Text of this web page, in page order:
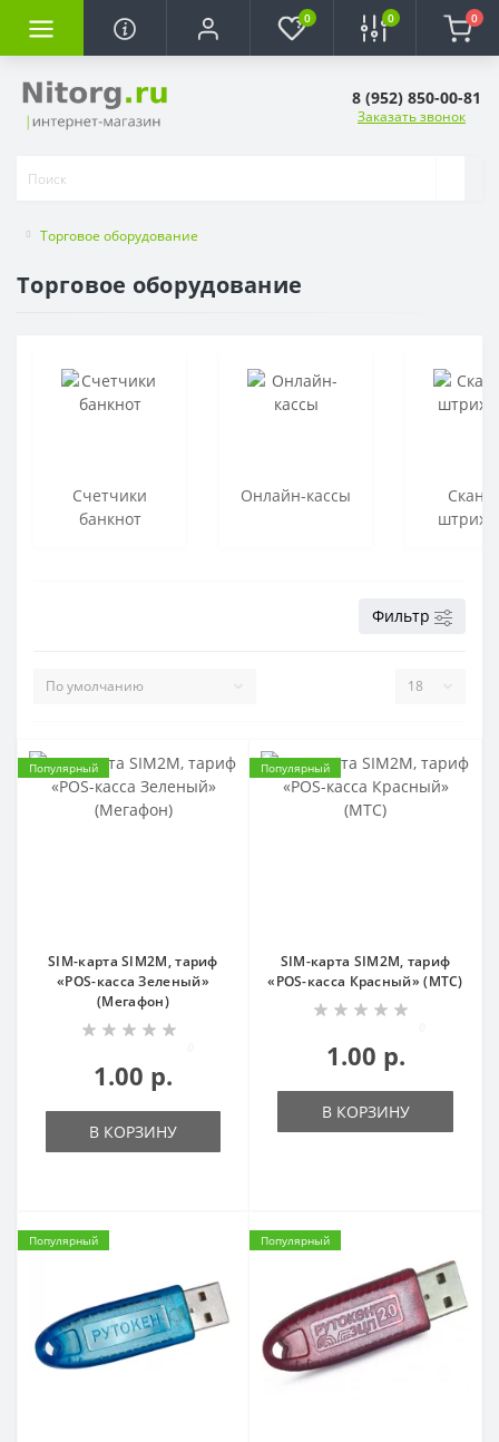
0 0 0
8 (952) 850-00-81
Заказать звонок
Торговое оборудование
Торговое оборудование
Счетчики
банкнот
Онлайн-кассы
штрих-
Фильтр
Популярный
SIM-карта SIM2M, тариф
«POS-касса Зеленый»
(Мегафон)
1.00 р.
В КОРЗИНУ
Популярный
SIM-карта SIM2M, тариф
«POS-касса Красный» (МТС)
1.00 р.
В КОРЗИНУ
Популярный Популярный